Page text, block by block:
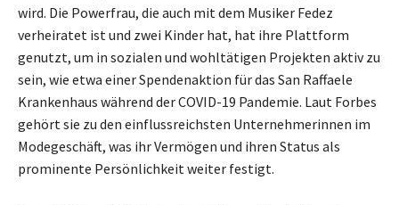
wird. Die Powerfrau, die auch mit dem Musiker Fedez
verheiratet ist und zwei Kinder hat, hat ihre Plattform
genutzt, um in sozialen und wohltätigen Projekten aktiv zu
sein, wie etwa einer Spendenaktion für das San Raffaele
Krankenhaus während der COVID-19 Pandemie. Laut Forbes
gehört sie zu den einflussreichsten Unternehmerinnen im
Modegeschäft, was ihr Vermögen und ihren Status als
prominente Persönlichkeit weiter festigt.